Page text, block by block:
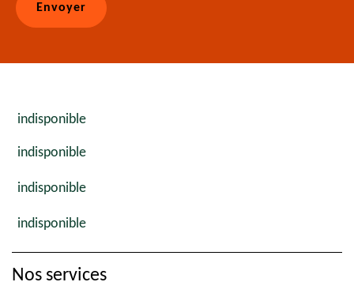
indisponible
indisponible
indisponible
indisponible
Nos services